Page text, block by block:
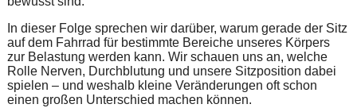
In dieser Folge sprechen wir darüber, warum gerade der Sitz
auf dem Fahrrad für bestimmte Bereiche unseres Körpers
zur Belastung werden kann. Wir schauen uns an, welche
Rolle Nerven, Durchblutung und unsere Sitzposition dabei
spielen – und weshalb kleine Veränderungen oft schon
einen großen Unterschied machen können.